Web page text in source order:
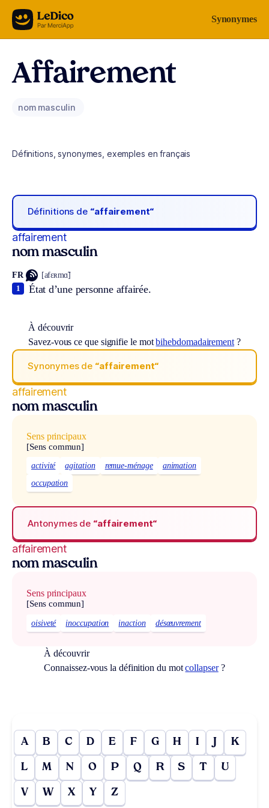
Aller au contenu Synonymes
Affairement
nom masculin
Définitions, synonymes, exemples en français
Définitions de “affairement“
affairement
nom masculin
FR [afɛʀmɑ̃]
État d’une personne affairée.
1
À découvrir
Savez-vous ce que signifie le motbihebdomadairement ?
Synonymes de “affairement“
affairement
nom masculin
Sens principaux
[Sens commun]
activité agitation remue-ménage
animation
occupation
Antonymes de “affairement“
affairement
nom masculin
Sens principaux
[Sens commun]
oisiveté inoccupation inaction désœuvrement
À découvrir
Connaissez-vous la définition du motcollapser?
A B C D E F G H I J K
L M N O P Q R S T U
V W X Y Z